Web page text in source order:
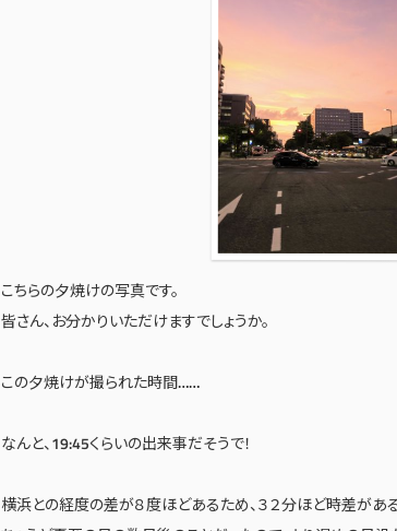
こちらの夕焼けの写真です。
皆さん、お分かりいただけますでしょうか。
この夕焼けが撮られた時間……
なんと、19:45くらいの出来事だそうで！
横浜との経度の差が８度ほどあるため、３２分ほど時差がある